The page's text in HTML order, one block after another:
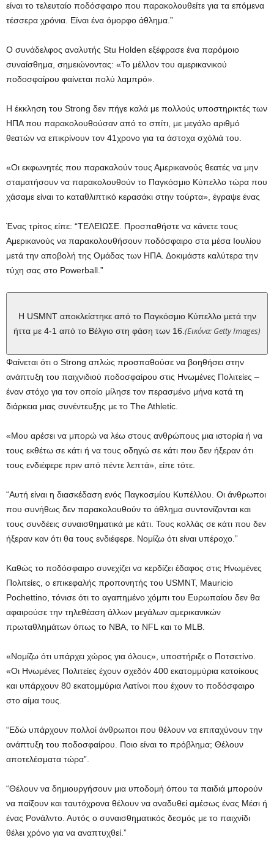
είναι το τελευταίο ποδόσφαιρο που παρακολουθείτε για τα επόμενα
τέσσερα χρόνια. Είναι ένα όμορφο άθλημα.”
Ο συνάδελφος αναλυτής Stu Holden εξέφρασε ένα παρόμοιο
συναίσθημα, σημειώνοντας: «Το μέλλον του αμερικανικού
ποδοσφαίρου φαίνεται πολύ λαμπρό».
Η έκκληση του Strong δεν πήγε καλά με πολλούς υποστηρικτές των
ΗΠΑ που παρακολουθούσαν από το σπίτι, με μεγάλο αριθμό
θεατών να επικρίνουν τον 41χρονο για τα άστοχα σχόλιά του.
«Οι εκφωνητές που παρακαλούν τους Αμερικανούς θεατές να μην
σταματήσουν να παρακολουθούν το Παγκόσμιο Κύπελλο τώρα που
χάσαμε είναι το καταθλιπτικό κερασάκι στην τούρτα», έγραψε ένας
Ένας τρίτος είπε: “ΤΕΛΕΙΩΣΕ. Προσπαθήστε να κάνετε τους
Αμερικανούς να παρακολουθήσουν ποδόσφαιρο στα μέσα Ιουλίου
μετά την αποβολή της Ομάδας των ΗΠΑ. Δοκιμάστε καλύτερα την
τύχη σας στο Powerball.”
Η USMNT αποκλείστηκε από το Παγκόσμιο Κύπελλο μετά την
ήττα με 4-1 από το Βέλγιο στη φάση των 16. (Εικόνα: Getty Images)
Φαίνεται ότι ο Strong απλώς προσπαθούσε να βοηθήσει στην
ανάπτυξη του παιχνιδιού ποδοσφαίρου στις Ηνωμένες Πολιτείες –
έναν στόχο για τον οποίο μίλησε τον περασμένο μήνα κατά τη
διάρκεια μιας συνέντευξης με το The Athletic.
«Μου αρέσει να μπορώ να λέω στους ανθρώπους μια ιστορία ή να
τους εκθέτω σε κάτι ή να τους οδηγώ σε κάτι που δεν ήξεραν ότι
τους ενδιέφερε πριν από πέντε λεπτά», είπε τότε.
“Αυτή είναι η διασκέδαση ενός Παγκοσμίου Κυπέλλου. Οι άνθρωποι
που συνήθως δεν παρακολουθούν το άθλημα συντονίζονται και
τους συνδέεις συναισθηματικά με κάτι. Τους κολλάς σε κάτι που δεν
ήξεραν καν ότι θα τους ενδιέφερε. Νομίζω ότι είναι υπέροχο.”
Καθώς το ποδόσφαιρο συνεχίζει να κερδίζει έδαφος στις Ηνωμένες
Πολιτείες, ο επικεφαλής προπονητής του USMNT, Mauricio
Pochettino, τόνισε ότι το αγαπημένο χόμπι του Ευρωπαίου δεν θα
αφαιρούσε την τηλεθέαση άλλων μεγάλων αμερικανικών
πρωταθλημάτων όπως το NBA, το NFL και το MLB.
«Νομίζω ότι υπάρχει χώρος για όλους», υποστήριξε ο Ποτσετίνο.
«Οι Ηνωμένες Πολιτείες έχουν σχεδόν 400 εκατομμύρια κατοίκους
και υπάρχουν 80 εκατομμύρια Λατίνοι που έχουν το ποδόσφαιρο
στο αίμα τους.
“Εδώ υπάρχουν πολλοί άνθρωποι που θέλουν να επιταχύνουν την
ανάπτυξη του ποδοσφαίρου. Ποιο είναι το πρόβλημα; Θέλουν
αποτελέσματα τώρα”.
“Θέλουν να δημιουργήσουν μια υποδομή όπου τα παιδιά μπορούν
να παίξουν και ταυτόχρονα θέλουν να αναδυθεί αμέσως ένας Μέσι ή
ένας Ρονάλντο. Αυτός ο συναισθηματικός δεσμός με το παιχνίδι
θέλει χρόνο για να αναπτυχθεί.”